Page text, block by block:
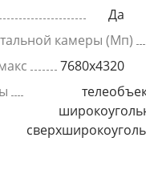
Да
камеры (Мп)
7680x4320